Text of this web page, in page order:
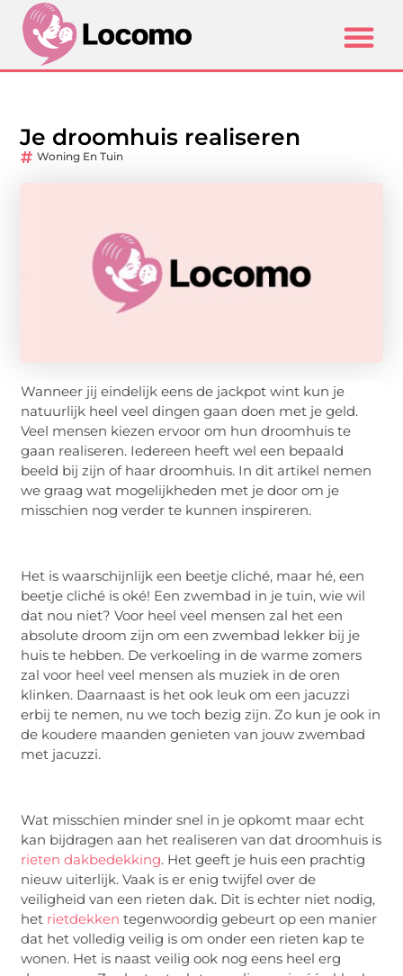
Je droomhuis realiseren
Woning En Tuin
Wanneer jij eindelijk eens de jackpot wint kun je
natuurlijk heel veel dingen gaan doen met je geld.
Veel mensen kiezen ervoor om hun droomhuis te
gaan realiseren. Iedereen heeft wel een bepaald
beeld bij zijn of haar droomhuis. In dit artikel nemen
we graag wat mogelijkheden met je door om je
misschien nog verder te kunnen inspireren.
Het is waarschijnlijk een beetje cliché, maar hé, een
beetje cliché is oké! Een zwembad in je tuin, wie wil
dat nou niet? Voor heel veel mensen zal het een
absolute droom zijn om een zwembad lekker bij je
huis te hebben. De verkoeling in de warme zomers
zal voor heel veel mensen als muziek in de oren
klinken. Daarnaast is het ook leuk om een jacuzzi
erbij te nemen, nu we toch bezig zijn. Zo kun je ook in
de koudere maanden genieten van jouw zwembad
met jacuzzi.
Wat misschien minder snel in je opkomt maar echt
kan bijdragen aan het realiseren van dat droomhuis is
rieten dakbedekking. Het geeft je huis een prachtig
nieuw uiterlijk. Vaak is er enig twijfel over de
veiligheid van een rieten dak. Dit is echter niet nodig,
het rietdekken tegenwoordig gebeurt op een manier
dat het volledig veilig is om onder een rieten kap te
wonen. Het is naast veilig ook nog eens heel erg